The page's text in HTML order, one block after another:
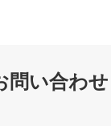
問い合わせ